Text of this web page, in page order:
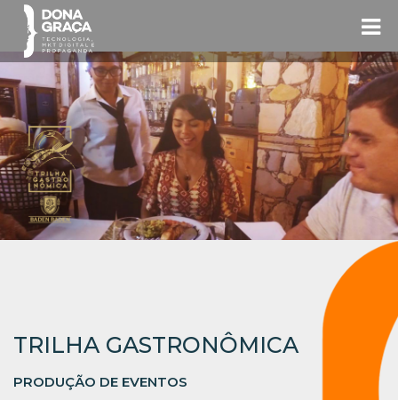
Quem é aDONA GRAÇA
O queELAfaz
O queELAjá fez
Os vídeos queELAcriou
Notícias queELAcurtiu
TRILHA GASTRONÔMICA
PRODUÇÃO DE EVENTOS